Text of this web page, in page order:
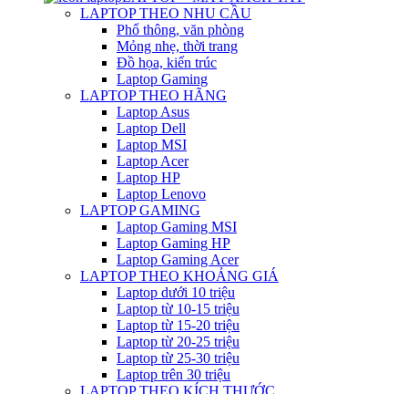
LAPTOP THEO NHU CẦU
Phổ thông, văn phòng
Mỏng nhẹ, thời trang
Đồ họa, kiến trúc
Laptop Gaming
LAPTOP THEO HÃNG
Laptop Asus
Laptop Dell
Laptop MSI
Laptop Acer
Laptop HP
Laptop Lenovo
LAPTOP GAMING
Laptop Gaming MSI
Laptop Gaming HP
Laptop Gaming Acer
LAPTOP THEO KHOẢNG GIÁ
Laptop dưới 10 triệu
Laptop từ 10-15 triệu
Laptop từ 15-20 triệu
Laptop từ 20-25 triệu
Laptop từ 25-30 triệu
Laptop trên 30 triệu
LAPTOP THEO KÍCH THƯỚC